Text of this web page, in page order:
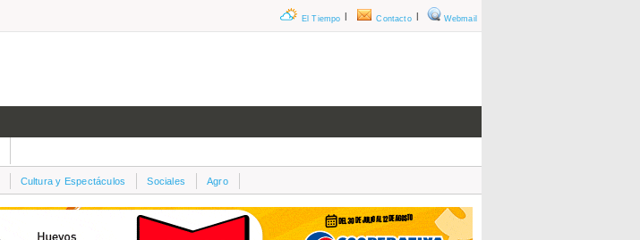
Webmail
|
Contacto
|
El Tiempo
Cultura y Espectáculos Sociales Agro